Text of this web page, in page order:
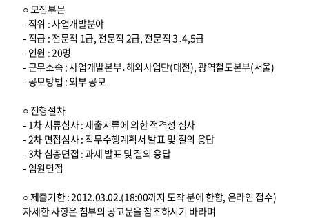
○ 모집부문
- 직위 : 사업개발분야
- 직급 : 전문직 1급, 전문직 2급, 전문직 3․4,5급
- 인원 : 20명
- 근무소속 : 사업개발본부․해외사업단(대전), 광역철도본부(서울)
- 공모방법 : 외부 공모
○ 전형절차
- 1차 서류심사 : 제출서류에 의한 적격성 심사
- 2차 면접심사 : 직무수행계획서 발표 및 질의 응답
- 3차 심층면접 : 과제 발표 및 질의 응답
- 임원면접
○ 제출기한 : 2012.03.02.(18:00까지 도착 분에 한함, 온라인 접수)
자세한 사항은 첨부의 공고문을 참조하시기 바라며